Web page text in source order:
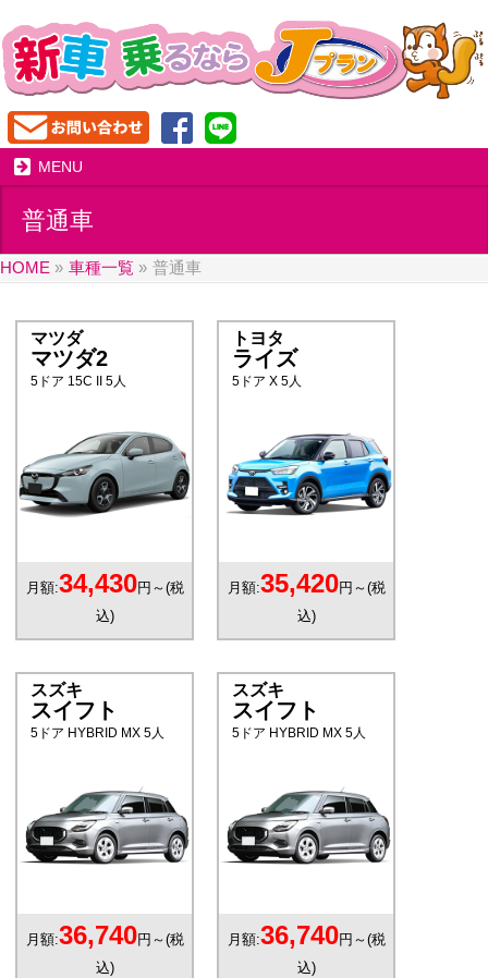
MENU
普通車
HOME » 車種一覧 » 普通車
マツダ
マツダ2
5ドア 15C II 5人
月額:34,430円～(税
込)
トヨタ
ライズ
5ドア X 5人
月額:35,420円～(税
込)
スズキ
スイフト
5ドア HYBRID MX 5人
月額:36,740円～(税
込)
スズキ
スイフト
5ドア HYBRID MX 5人
月額:36,740円～(税
込)